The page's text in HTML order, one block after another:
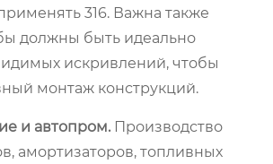
316. Важна также
должны быть идеально
искривлений, чтобы
монтаж конструкций.
и автопром. Производство
амортизаторов, топливных